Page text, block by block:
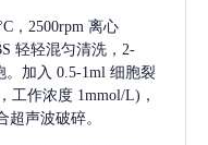
，2500rpm 离心
轻轻混匀清洗，2-
。加入 0.5-1ml 细胞裂
工作浓度 1mmol/L)，
超声波破碎。